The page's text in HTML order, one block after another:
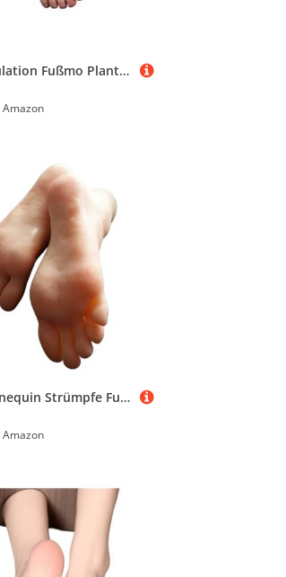
JVDDI Simulation Fußmo Plantarfalten Echtes Bein Display Nail Art Kostüm Requisiten Silikon TG3723(TGJ Toes No Bone,Right Foot)
Amazon
JVDDI Mannequin Strümpfe Fußmo, Plastikkunst Silikon Weiblich Männlich Gefälschte Nagelanzeige Tarsel Knochen Knöchel Attrappe Mensch 3702(Skin Toes No Bone,Left Foot)
Amazon